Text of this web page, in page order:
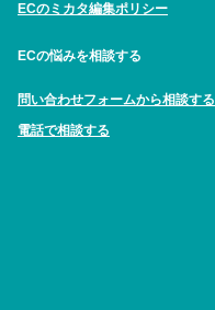
ECのミカタ編集ポリシー
ECの悩みを相談する
問い合わせフォームから相談する
電話で相談する